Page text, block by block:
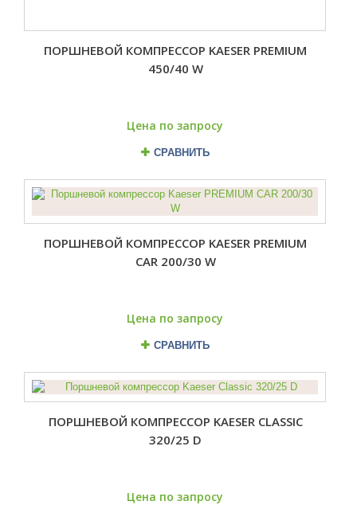
ПОРШНЕВОЙ КОМПРЕССОР KAESER PREMIUM
450/40 W
Цена по запросу
СРАВНИТЬ
ПОРШНЕВОЙ КОМПРЕССОР KAESER PREMIUM
CAR 200/30 W
Цена по запросу
СРАВНИТЬ
ПОРШНЕВОЙ КОМПРЕССОР KAESER CLASSIC
320/25 D
Цена по запросу